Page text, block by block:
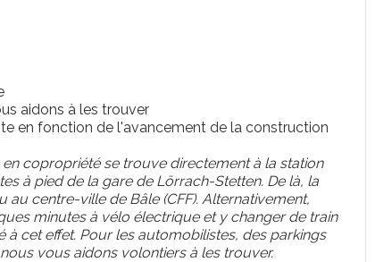
aidons à les trouver
en fonction de l'avancement de la construction
copropriété se trouve directement à la station
à pied de la gare de Lörrach-Stetten. De là, la
centre-ville de Bâle (CFF). Alternativement,
minutes à vélo électrique et y changer de train
cet effet. Pour les automobilistes, des parkings
vous aidons volontiers à les trouver.